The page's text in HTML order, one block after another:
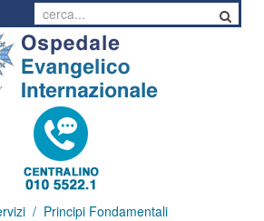
Principi Fondamentali